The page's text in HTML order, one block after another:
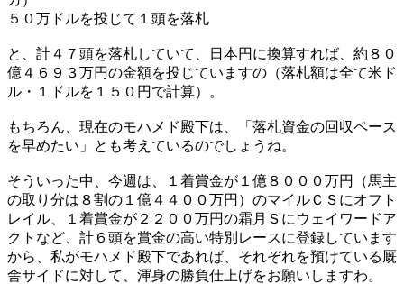
５０万ドルを投じて１頭を落札
と、計４７頭を落札していて、日本円に換算すれば、約８０
億４６９３万円の金額を投じていますの（落札額は全て米ド
ル・１ドルを１５０円で計算）。
もちろん、現在のモハメド殿下は、「落札資金の回収ペース
を早めたい」とも考えているのでしょうね。
そういった中、今週は、１着賞金が１億８０００万円（馬主
の取り分は８割の１億４４００万円）のマイルＣＳにオフト
レイル、１着賞金が２２００万円の霜月Ｓにウェイワードア
クトなど、計６頭を賞金の高い特別レースに登録しています
から、私がモハメド殿下であれば、それぞれを預けている厩
舎サイドに対して、渾身の勝負仕上げをお願いしますわ。